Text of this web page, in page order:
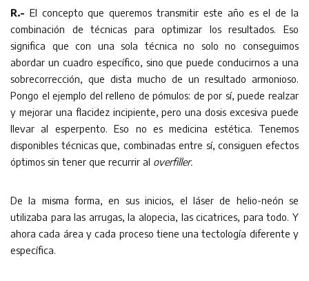
R.- El concepto que queremos transmitir este año es el de la
combinación de técnicas para optimizar los resultados. Eso
significa que con una sola técnica no solo no conseguimos
abordar un cuadro específico, sino que puede conducirnos a una
sobrecorrección, que dista mucho de un resultado armonioso.
Pongo el ejemplo del relleno de pómulos: de por sí, puede realzar
y mejorar una flacidez incipiente, pero una dosis excesiva puede
llevar al esperpento. Eso no es medicina estética. Tenemos
disponibles técnicas que, combinadas entre sí, consiguen efectos
óptimos sin tener que recurrir al overfiller.
De la misma forma, en sus inicios, el láser de helio-neón se
utilizaba para las arrugas, la alopecia, las cicatrices, para todo. Y
ahora cada área y cada proceso tiene una tectología diferente y
específica.